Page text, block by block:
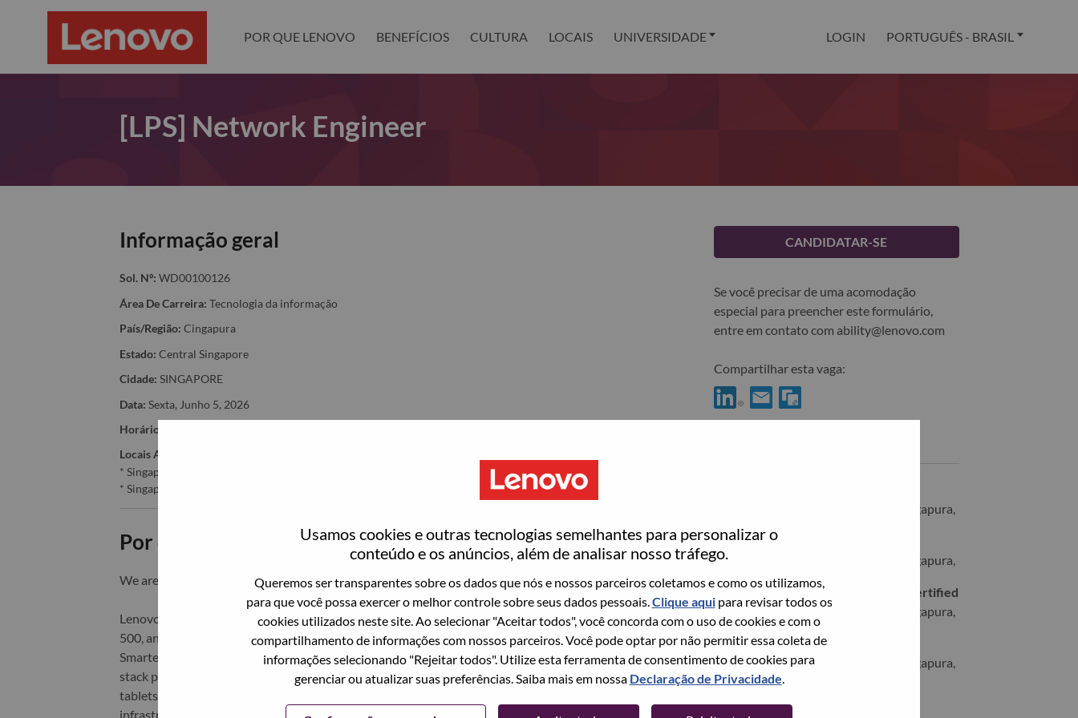
Usamos cookies e outras tecnologias semelhantes para personalizar o
conteúdo e os anúncios, além de analisar nosso tráfego.
Queremos ser transparentes sobre os dados que nós e nossos parceiros coletamos e como os utilizamos,
para que você possa exercer o melhor controle sobre seus dados pessoais. Clique aquipara revisar todos os
cookies utilizados neste site. Ao selecionar "Aceitar todos", você concorda com o uso de cookies e com o
compartilhamento de informações com nossos parceiros. Você pode optar por não permitir essa coleta de
informações selecionando "Rejeitar todos". Utilize esta ferramenta de consentimento de cookies para
gerenciar ou atualizar suas preferências. Saiba mais em nossa Declaração de Privacidade
POR QUE LENOVO BENEFÍCIOS CULTURA LOCAIS UNIVERSIDADE LOGIN PORTUGUÊS - BRASIL
[LPS] Network Engineer
Informação geral
Sol. Nº: WD00100126
Área De Carreira: Tecnologia da informação
País/Região: Cingapura
Estado: Central Singapore
Cidade: SINGAPORE
Data: Sexta, Junho 5, 2026
Horário De Trabalho:
Locais Adicionais
* Singapore - Central Singapore - Singapore
* Singapore - Central Singapore - SINGAPORE
Por que trabalhar na Lenovo
We are Lenovo. We do what we say. We own what we do. We WOW our customers.
Lenovo is a US$83 billion revenue global technology powerhouse, ranked #153 in the Fortune Global
500, and serving millions of customers every day in 180 markets. Focused on a bold vision to deliver
Smarter Technology for All, Lenovo has built on its success as the world’s largest PC company with a full-
stack portfolio of AI-enabled, AI-ready, and AI-optimized devices (PCs, workstations, smartphones,
tablets), infrastructure (server, storage, edge, high performance computing and software defined
infrastructure), software, solutions, and services. Lenovo’s continued investment in world-changing
CANDIDATAR-SE
Se você precisar de uma acomodação
especial para preencher este formulário,
entre em contato com ability@lenovo.com
Compartilhar esta vaga:
SINGAPORE, Central Singapore, Cingapura,
[LPS] IT Admin
SINGAPORE, Central Singapore, Cingapura,
[LPS] AWS Operations Lead - ITIL Certified
SINGAPORE, Central Singapore, Cingapura,
Sr Operation Mgmt Specialist
SINGAPORE, Central Singapore, Cingapura,
Veja todos